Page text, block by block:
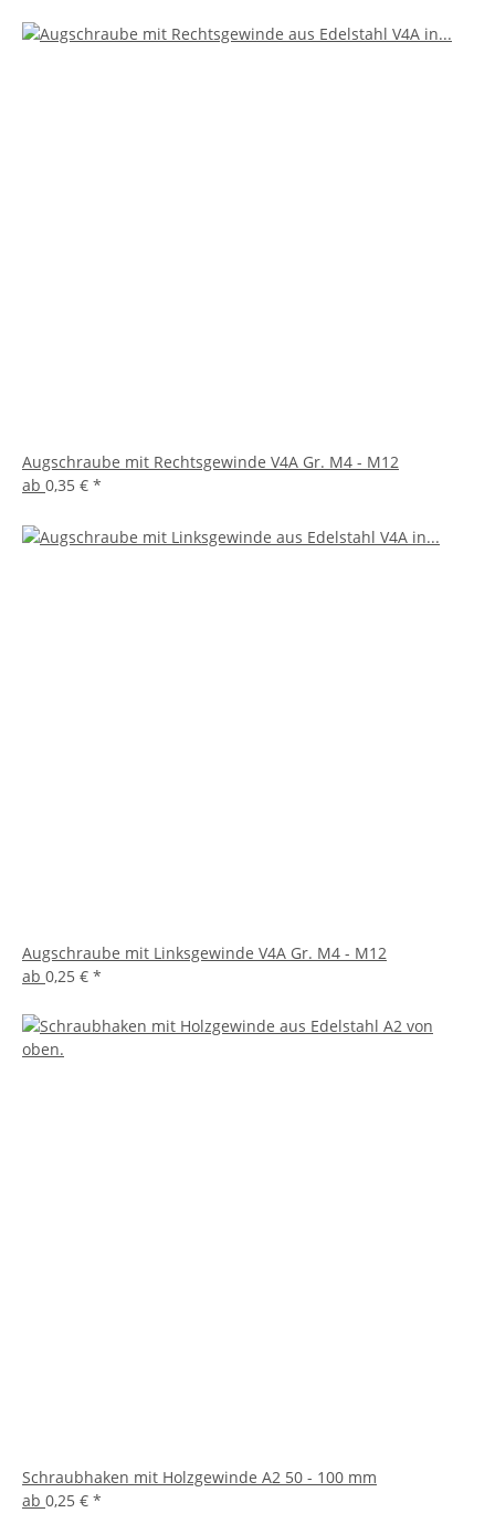
Augschraube mit Rechtsgewinde V4A Gr. M4 - M12
ab 0,35 € *
Augschraube mit Linksgewinde V4A Gr. M4 - M12
ab 0,25 € *
Schraubhaken mit Holzgewinde A2 50 - 100 mm
ab 0,25 € *